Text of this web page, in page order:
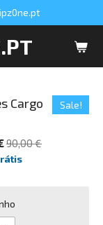
Cargo Sale!
90,00 €